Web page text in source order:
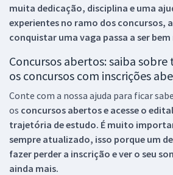
muita dedicação, disciplina e uma
experientes no ramo dos concursos,
conquistar uma vaga passa a ser
Concursos abertos: saiba sobre
os concursos com inscrições
Conte com a nossa ajuda para ficar
os concursos abertos e acesse o
trajetória de estudo. É muito
sempre atualizado, isso porque um
fazer perder a inscrição e ver o seu
ainda mais.